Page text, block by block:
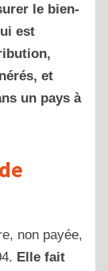
le bien-
est
et
un pays à
non payée,
Elle fait